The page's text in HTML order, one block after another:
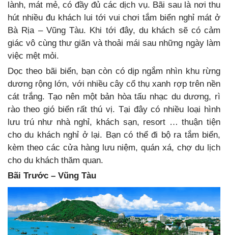
lành, mát mẻ, có đầy đủ các dịch vụ. Bãi sau là nơi thu
hút nhiều đu khách lui tới vui chơi tắm biển nghỉ mát ở
Bà Rịa – Vũng Tàu. Khi tới đây, du khách sẽ có cảm
giác vô cùng thư giãn và thoải mái sau những ngày làm
việc mệt mỏi.
Dọc theo bãi biển, bạn còn có dịp ngắm nhìn khu rừng
dương rộng lớn, với nhiều cây cổ thụ xanh rợp trên nền
cát trắng. Tạo nên một bản hòa tấu nhạc du dương, rì
rào theo gió biển rất thú vị. Tại đây có nhiều loại hình
lưu trú như nhà nghỉ, khách sạn, resort … thuận tiện
cho du khách nghỉ ở lại. Bạn có thể đi bộ ra tắm biển,
kèm theo các cửa hàng lưu niệm, quán xá, chợ du lịch
cho du khách thăm quan.
Bãi Trước – Vũng Tàu